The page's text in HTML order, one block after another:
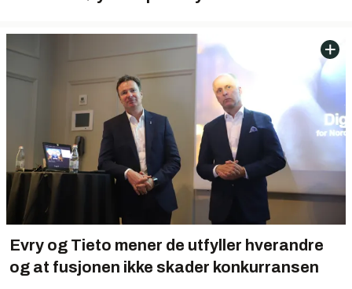
Evry og Tieto mener de utfyller hverandre
og at fusjonen ikke skader konkurransen